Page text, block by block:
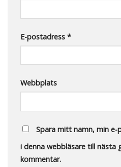
E-postadress *
Webbplats
Spara mitt namn, min
i denna webbläsare till nästa
kommentar.